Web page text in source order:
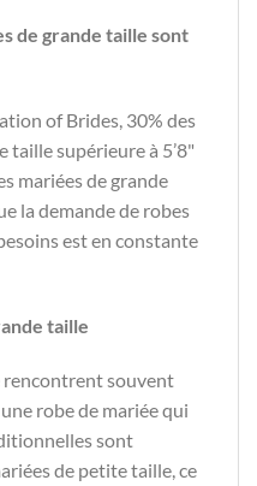
de grande taille sont
of Brides, 30% des
taille supérieure à 5’8"
mariées de grande
la demande de robes
est en constante
taille
rencontrent souvent
robe de mariée qui
sont
de petite taille, ce